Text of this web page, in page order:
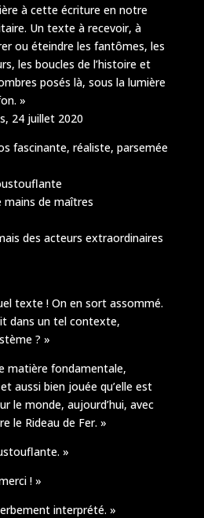
à cette écriture en notre
Un texte à recevoir, à
ou éteindre les fantômes, les
les boucles de l’histoire et
posés là, sous la lumière
»
24 juillet 2020
fascinante, réaliste, parsemée
mains de maîtres
des acteurs extraordinaires
texte ! On en sort assommé.
dans un tel contexte,
? »
matière fondamentale,
aussi bien jouée qu’elle est
le monde, aujourd’hui, avec
le Rideau de Fer. »
»
! »
interprété. »